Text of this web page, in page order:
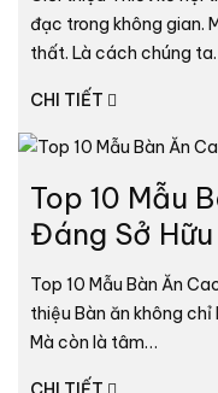
đạc trong không gian.
thất. Là cách chúng
CHI TIẾT
Top 10 Mẫu
Đáng Sở
Top 10 Mẫu Bàn Ăn
thiệu Bàn ăn không
Mà còn là tâm…